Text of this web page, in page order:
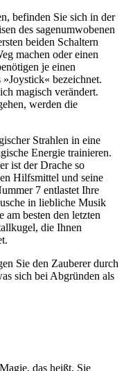
befinden Sie sich in der
des sagenumwobenen
beiden Schaltern
machen oder einen
je einen
»Joystick« bezeichnet.
magisch verändert.
werden die
Strahlen in eine
Energie trainieren.
ist der Drache so
Hilfsmittel und seine
7 entlastet Ihre
in liebliche Musik
am besten den letzten
die Ihnen
Sie den Zauberer durch
sich bei Abgründen als
das heißt, Sie